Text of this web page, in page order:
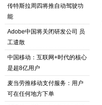
传特斯拉周四将推自动驾驶功
能
Adobe中国将关闭研发公司 员
工遣散
中国移动：互联网+时代的核心
是超8亿用户
麦当劳推移动支付服务：用户
可在任何地方下单